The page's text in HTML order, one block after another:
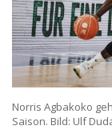
Norris Agbakoko
Saison. Bild: Ulf